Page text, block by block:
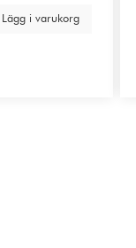
Lägg i varukorg